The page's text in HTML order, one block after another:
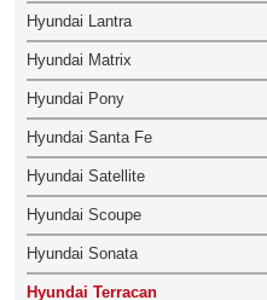
Hyundai Lantra
Hyundai Matrix
Hyundai Pony
Hyundai Santa Fe
Hyundai Satellite
Hyundai Scoupe
Hyundai Sonata
Hyundai Terracan